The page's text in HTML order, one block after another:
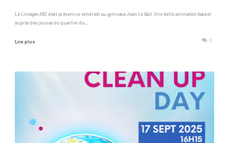
Le Limoges ABC était présent ce vendredi au gymnase Jean Le Bail. Une belle animation basket
auprès des jeunes du quartier du...
Lire plus 0